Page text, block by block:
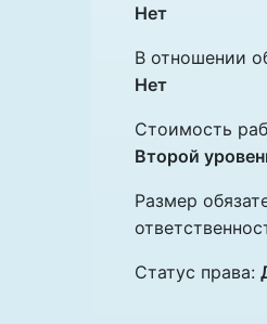
Нет
В отношении
Нет
Стоимость
Второй
Размер
Статус права: